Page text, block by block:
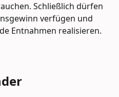
Schließlich dürfen
verfügen und
Entnahmen realisieren.